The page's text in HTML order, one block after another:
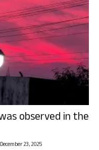
observed in the
December 23, 2025